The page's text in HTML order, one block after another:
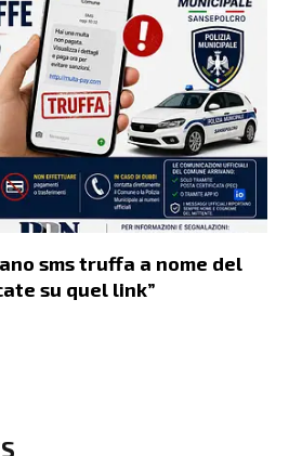
sms truffa a nome del
su quel link”